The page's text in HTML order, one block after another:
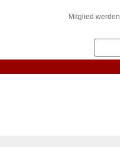
Mitglied werden